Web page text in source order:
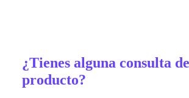
¿Tienes alguna consulta
producto?